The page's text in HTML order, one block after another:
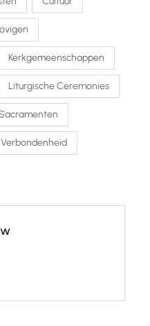
Kerkgemeenschappen
Liturgische Ceremonies
Verbondenheid